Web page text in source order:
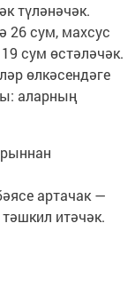
түләнәчәк.
26 сум, махсус
сум өстәләчәк.
өлкәсендәге
аларның
артачак —
тәшкил итәчәк.